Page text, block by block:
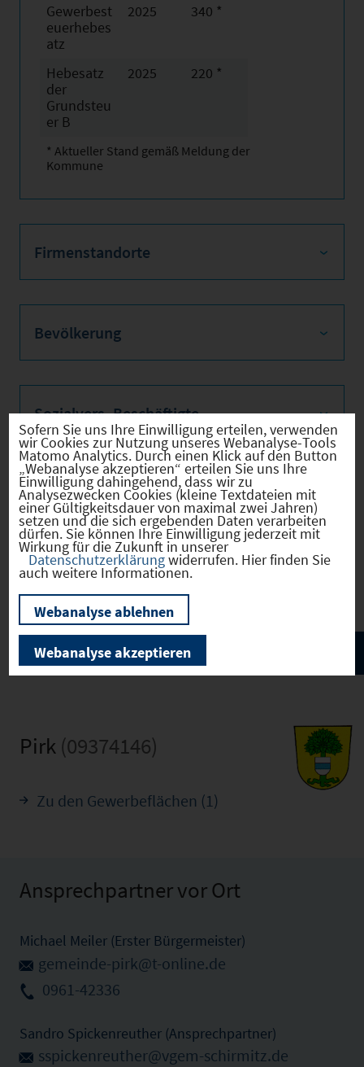
Gewerbest
euerhebes
atz
2025 340 *
Hebesatz
der
Grundsteu
er B
2025 220 *
* Aktueller Stand gemäß Meldung der
Kommune
Firmenstandorte
Bevölkerung
Sozialvers. Beschäftigte
Verkehrsinfrastruktur
Kommunale Infrastruktur
Pirk (09374146)
Zu den Gewerbeflächen (1)
Ansprechpartner vor Ort
Michael Meiler (Erster Bürgermeister)
gemeinde-pirk@t-online.de
0961-42336
Sandro Spickenreuther (Ansprechpartner)
sspickenreuther@vgem-schirmitz.de
Sofern Sie uns Ihre Einwilligung erteilen, verwenden
wir Cookies zur Nutzung unseres Webanalyse-Tools
Matomo Analytics. Durch einen Klick auf den Button
„Webanalyse akzeptieren“ erteilen Sie uns Ihre
Einwilligung dahingehend, dass wir zu
Analysezwecken Cookies (kleine Textdateien mit
einer Gültigkeitsdauer von maximal zwei Jahren)
setzen und die sich ergebenden Daten verarbeiten
dürfen. Sie können Ihre Einwilligung jederzeit mit
Wirkung für die Zukunft in unserer
Datenschutzerklärungwiderrufen. Hier finden Sie
auch weitere Informationen.
Webanalyse ablehnen
Webanalyse akzeptieren